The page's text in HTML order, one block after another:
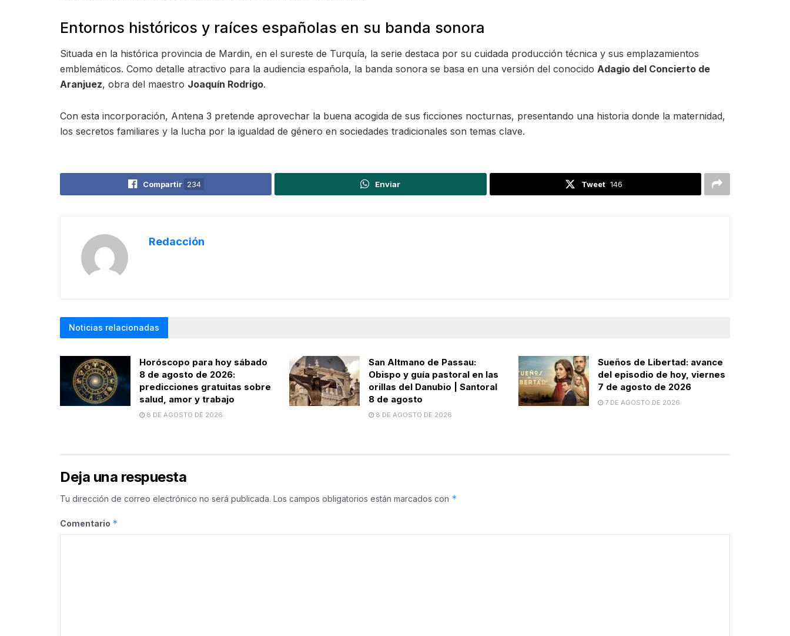
Entornos históricos y raíces españolas en su banda sonora
Situada en la histórica provincia de Mardin, en el sureste de Turquía, la serie destaca por su cuidada producción técnica y sus emplazamientos
emblemáticos. Como detalle atractivo para la audiencia española, la banda sonora se basa en una versión del conocido Adagio del Concierto de
Aranjuez, obra del maestro Joaquín Rodrigo.
Con esta incorporación, Antena 3 pretende aprovechar la buena acogida de sus ficciones nocturnas, presentando una historia donde la maternidad,
los secretos familiares y la lucha por la igualdad de género en sociedades tradicionales son temas clave.
Compartir 234 Enviar Tweet 146
Redacción
Noticias relacionadas
Horóscopo para hoy sábado
8 de agosto de 2026:
predicciones gratuitas sobre
salud, amor y trabajo
8 DE AGOSTO DE 2026
San Altmano de Passau:
Obispo y guía pastoral en las
orillas del Danubio | Santoral
8 de agosto
8 DE AGOSTO DE 2026
Sueños de Libertad: avance
del episodio de hoy, viernes
7 de agosto de 2026
7 DE AGOSTO DE 2026
Deja una respuesta
Tu dirección de correo electrónico no será publicada. Los campos obligatorios están marcados con *
Comentario *